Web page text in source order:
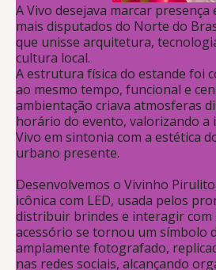
A Vivo desejava marcar
mais disputados do Norte do
que unisse arquitetura,
cultura local.
A estrutura física do estande foi
ao mesmo tempo, funcional e
ambientação criava atmosferas
horário do evento, valorizando a
Vivo em sintonia com a estética
urbano presente.
Desenvolvemos o Vivinho
icônica com LED, usada pelos
distribuir brindes e interagir com
acessório se tornou um símbolo
amplamente fotografado,
nas redes sociais, alcançando